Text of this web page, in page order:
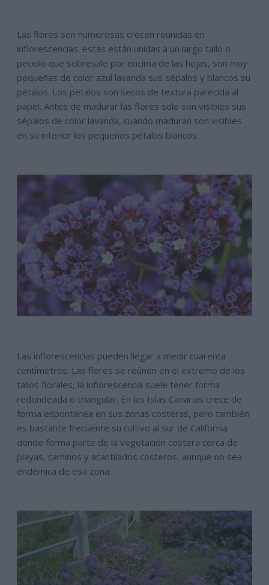
Las flores son numerosas crecen reunidas en
inflorescencias. estas están unidas a un largo tallo o
peciolo que sobresale por encima de las hojas, son muy
pequeñas de color azul lavanda sus sépalos y blancos su
pétalos. Los pétalos son secos de textura parecida al
papel. Antes de madurar las flores solo son visibles sus
sépalos de color lavanda, cuando maduran son visibles
en su interior los pequeños pétalos blancos.
Las inflorescencias pueden llegar a medir cuarenta
centímetros. Las flores se reúnen en el extremo de los
tallos florales, la inflorescencia suele tener forma
redondeada o triangular. En las Islas Canarias crece de
forma espontanea en sus zonas costeras, pero también
es bastante frecuente su cultivo al sur de California
donde forma parte de la vegetación costera cerca de
playas, caminos y acantilados costeros, aunque no sea
endémica de esa zona.